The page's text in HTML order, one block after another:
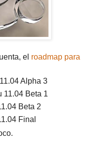
el roadmap para
Alpha 3
11.04 Beta 1
Beta 2
Final